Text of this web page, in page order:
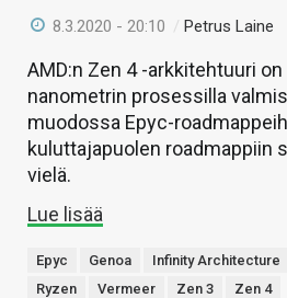
8.3.2020 - 20:10 /Petrus Laine
AMD:n Zen 4 -arkkitehtuuri
nanometrin prosessilla
muodossa Epyc-
kuluttajapuolen roadmappiin
vielä.
Lue lisää
Epyc Genoa Infinity Architecture
Ryzen
Vermeer Zen 3 Zen 4